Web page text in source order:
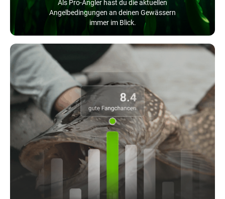
Als Pro-Angler hast du die aktuellen
Angelbedingungen an deinen Gewässern
immer im Blick.